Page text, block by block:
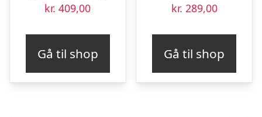
kr. 409,00
Gå til shop
kr. 289,00
Gå til shop